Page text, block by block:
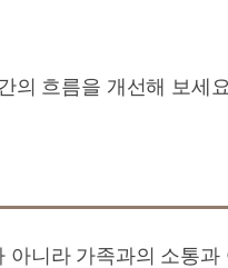
의 흐름을 개선해 보세
아니라 가족과의 소통